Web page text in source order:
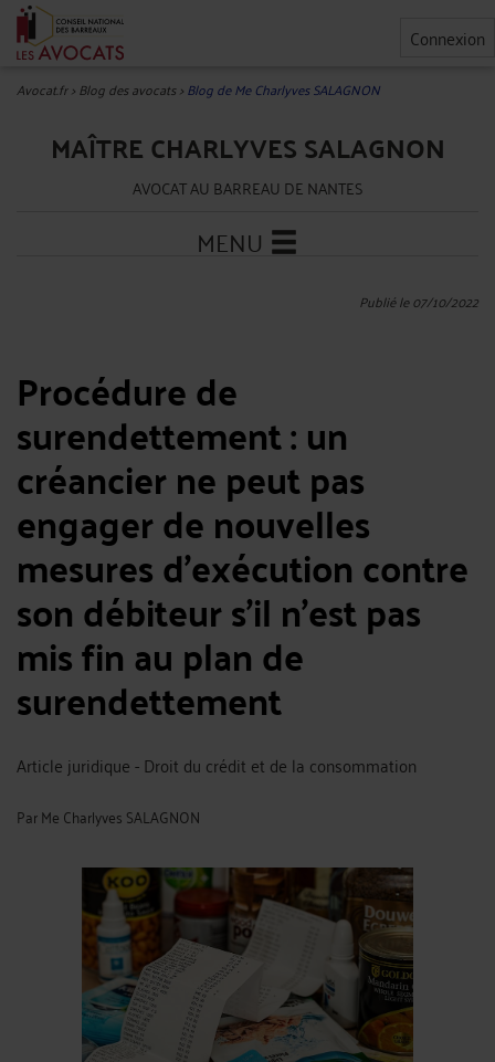
Connexion
Avocat.fr>Blog des avocats>Blog de Me Charlyves SALAGNON
MAÎTRE CHARLYVES SALAGNON
AVOCAT AU BARREAU DE NANTES
MENU
Publié le 07/10/2022
Procédure de
surendettement : un
créancier ne peut pas
engager de nouvelles
mesures d’exécution contre
son débiteur s’il n’est pas
mis fin au plan de
surendettement
Article juridique - Droit du crédit et de la consommation
ParMe Charlyves SALAGNON